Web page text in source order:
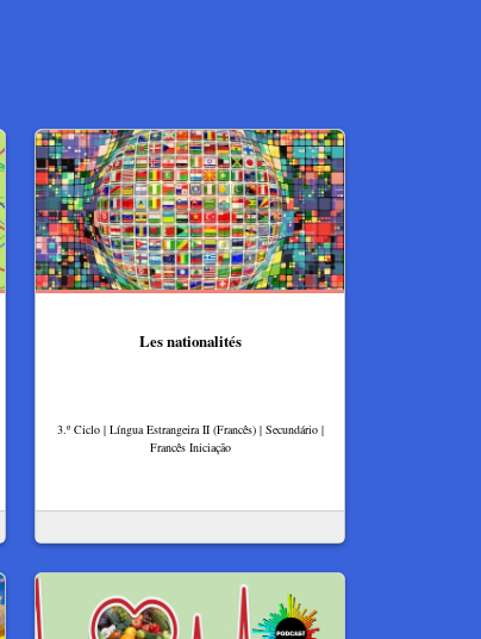
Les nationalités
3.º Ciclo | Língua Estrangeira II (Francês) | Secundário |
Francês Iniciação